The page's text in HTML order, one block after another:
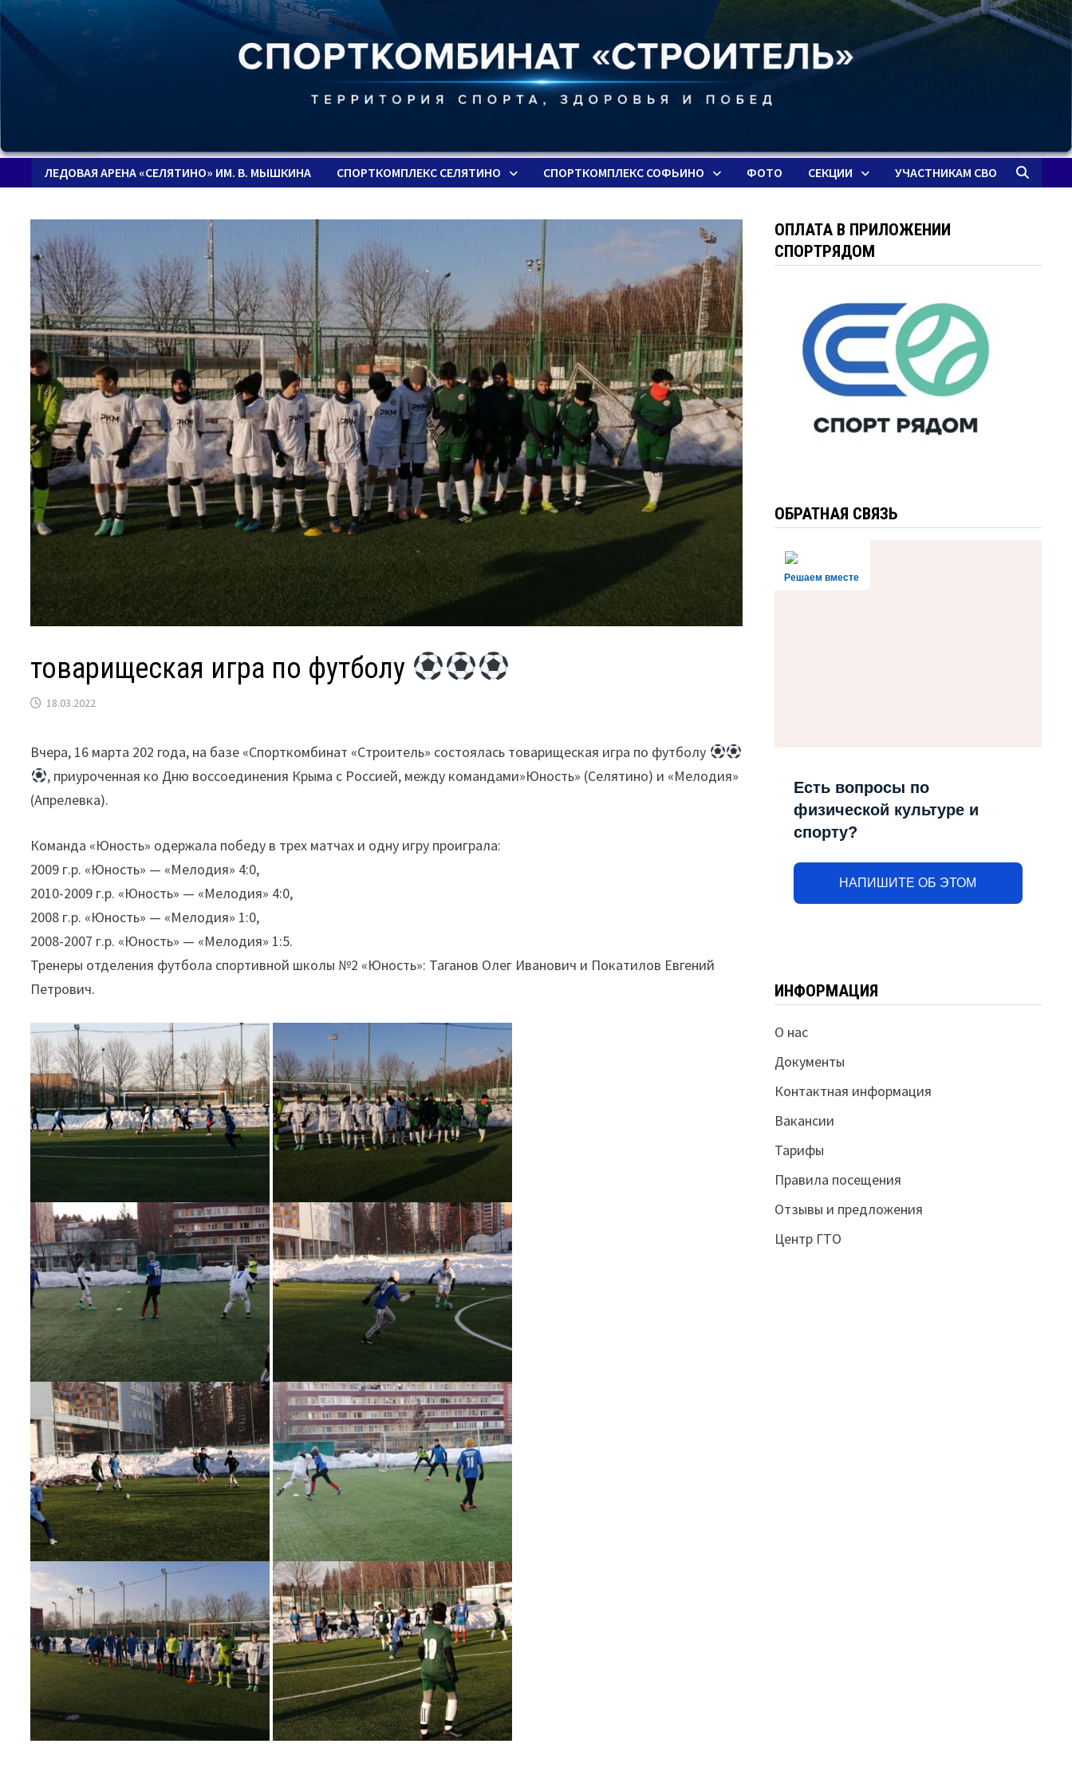
ЛЕДОВАЯ АРЕНА «СЕЛЯТИНО» ИМ. В. МЫШКИНА СПОРТКОМПЛЕКС СЕЛЯТИНО СПОРТКОМПЛЕКС СОФЬИНО ФОТО СЕКЦИИ УЧАСТНИКАМ СВО
товарищеская игра по футболу
18.03.2022
Вчера, 16 марта 202 года, на базе «Спорткомбинат «Строитель» состоялась товарищеская игра по футболу
, приуроченная ко Дню воссоединения Крыма с Россией, между командами»Юность» (Селятино) и «Мелодия»
(Апрелевка).
Команда «Юность» одержала победу в трех матчах и одну игру проиграла:
2009 г.р. «Юность» — «Мелодия» 4:0,
2010-2009 г.р. «Юность» — «Мелодия» 4:0,
2008 г.р. «Юность» — «Мелодия» 1:0,
2008-2007 г.р. «Юность» — «Мелодия» 1:5.
Тренеры отделения футбола спортивной школы №2 «Юность»: Таганов Олег Иванович и Покатилов Евгений
Петрович.
ОПЛАТА В ПРИЛОЖЕНИИ
СПОРТРЯДОМ
ОБРАТНАЯ СВЯЗЬ
Решаем вместе
Есть вопросы по
физической культуре и
спорту?
НАПИШИТЕ ОБ ЭТОМ
ИНФОРМАЦИЯ
О нас
Документы
Контактная информация
Вакансии
Тарифы
Правила посещения
Отзывы и предложения
Центр ГТО